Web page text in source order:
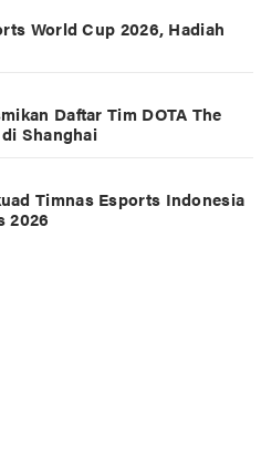
World Cup 2026, Hadiah
Daftar Tim DOTA The
Shanghai
Timnas Esports Indonesia
2026